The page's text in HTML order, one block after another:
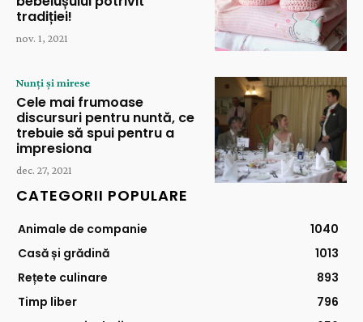
tradiției!
nov. 1, 2021
Nunți și mirese
Cele mai frumoase
discursuri pentru nuntă, ce
trebuie să spui pentru a
impresiona
dec. 27, 2021
CATEGORII POPULARE
Animale de companie
1040
Casă și grădină
1013
Rețete culinare
893
Timp liber
796